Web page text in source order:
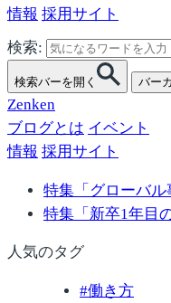
情報 採用サイト
検索:
検索バーを開く バー
Zenken
ブログとは イベント
情報 採用サイト
特集「グローバル
特集「新卒1年目
人気のタグ
#働き方